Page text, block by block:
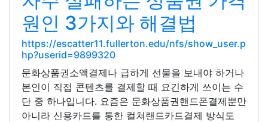
원인 3가지와 해결법
https://escatter11.fullerton.edu/nfs/show_user.p
hp?userid=9899320
문화상품권소액결제나 급하게 선물을 보내야 하거나
본인이 직접 콘텐츠를 결제할 때 요긴하게 쓰이는 수
단 중 하나입니다. 요즘은 문화상품권핸드폰결제뿐만
아니라 신용카드를 통한 컬쳐랜드카드결제 방식도